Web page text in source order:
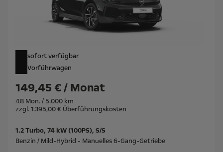
sofort verfügbar
Vorführwagen
149,45 € / Monat
48 Mon. / 5.000 km
zzgl. 1.395,00 € Überführungskosten
1.2 Turbo, 74 kW (100PS), S/S
Benzin / Mild-Hybrid - Manuelles 6-Gang-Getriebe